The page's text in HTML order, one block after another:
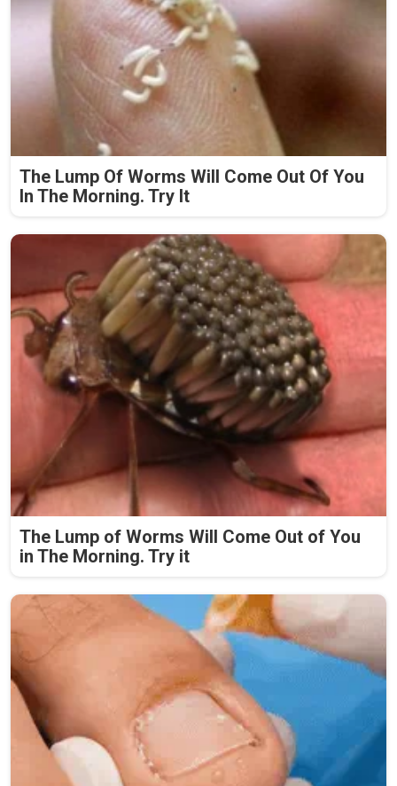
The Lump Of Worms Will Come Out Of You
In The Morning. Try It
The Lump of Worms Will Come Out of You
in The Morning. Try it